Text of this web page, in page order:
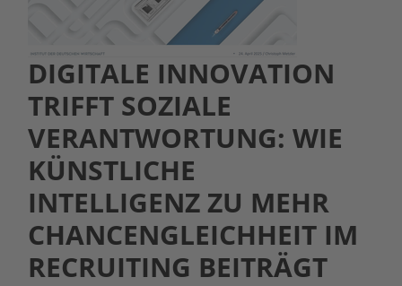
DIGITALE INNOVATION
TRIFFT SOZIALE
VERANTWORTUNG: WIE
KÜNSTLICHE
INTELLIGENZ ZU MEHR
CHANCENGLEICHHEIT IM
RECRUITING BEITRÄGT